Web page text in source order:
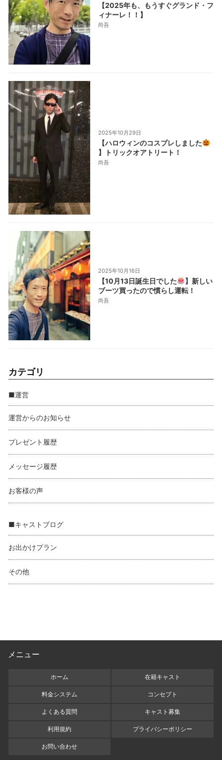
【2025年も、もうすぐグランド・フ
ィナーレ！！】
尚吾
2025年10月29日
【ハロウィンのコスプレしました
】トリックオアトリート！
尚吾
2025年10月16日
【10月13日誕生日でした
】新しい
ブーツ買ったので慣らし運転！
尚吾
カテゴリ
■運営
運営からのお知らせ
プレゼント履歴
メッセージ履歴
お客様の声
■キャストブログ
お出かけプラン
その他
メニュー
ホーム 在籍キャスト
料金システム コンセプト
よくある質問 キャスト募集
利用規約 プライバシーポリシー
お問い合わせ